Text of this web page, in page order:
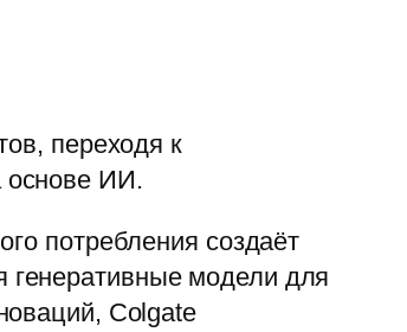
переходя к
основе ИИ.
потребления создаёт
генеративные модели для
Colgate